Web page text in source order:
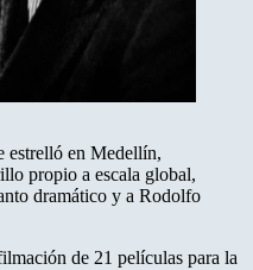
estrelló en Medellín,
propio a escala global,
dramático y a Rodolfo
de 21 películas para la